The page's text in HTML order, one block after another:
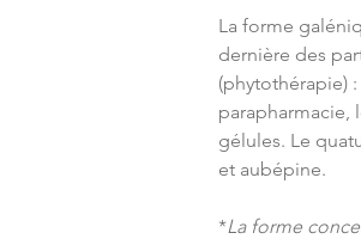
La forme
dernière des
(phytothérapie)
parapharmacie,
gélules. Le
et aubépine.
*La forme